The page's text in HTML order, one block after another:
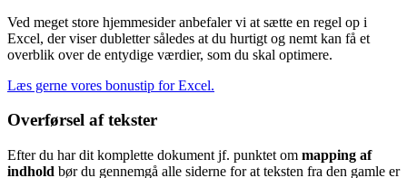
Ved meget store hjemmesider anbefaler vi at sætte en regel op i
Excel, der viser dubletter således at du hurtigt og nemt kan få et
overblik over de entydige værdier, som du skal optimere.
Læs gerne vores bonustip for Excel.
Overførsel af tekster
Efter du har dit komplette dokument jf. punktet om mapping af
indhold bør du gennemgå alle siderne for at teksten fra den gamle er